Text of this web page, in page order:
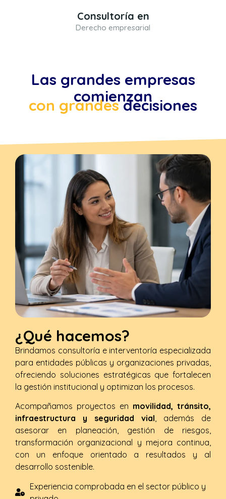
Consultoría en
Derecho empresarial
Las grandes empresas
comienzan
con grandesdecisiones
¿Qué hacemos?
Brindamos consultoría e interventoría especializada
para entidades públicas y organizaciones privadas,
ofreciendo soluciones estratégicas que fortalecen
la gestión institucional y optimizan los procesos.
Acompañamos proyectos en movilidad, tránsito,
infraestructura y seguridad vial, además de
asesorar en planeación, gestión de riesgos,
transformación organizacional y mejora continua,
con un enfoque orientado a resultados y al
desarrollo sostenible.
Experiencia comprobada en el sector público y